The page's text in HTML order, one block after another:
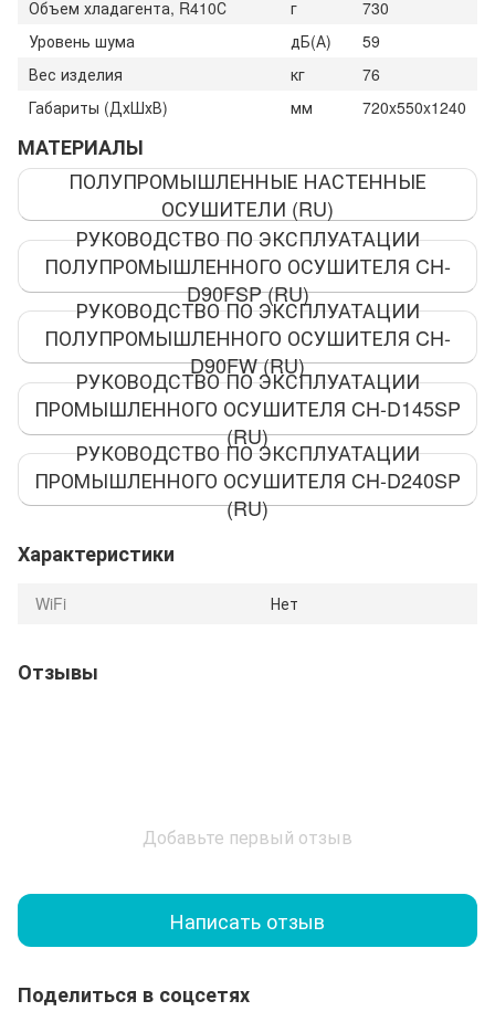
Объем хладагента, R410С г
730
Уровень шума
дБ(А)
59
Вес изделия
кг
76
Габариты (ДхШхВ)
мм 720x550x1240
МАТЕРИАЛЫ
ПОЛУПРОМЫШЛЕННЫЕ НАСТЕННЫЕ
ОСУШИТЕЛИ (RU)
РУКОВОДСТВО ПО ЭКСПЛУАТАЦИИ
ПОЛУПРОМЫШЛЕННОГО ОСУШИТЕЛЯ CH-
D90FSP (RU)
РУКОВОДСТВО ПО ЭКСПЛУАТАЦИИ
ПОЛУПРОМЫШЛЕННОГО ОСУШИТЕЛЯ CH-
D90FW (RU)
РУКОВОДСТВО ПО ЭКСПЛУАТАЦИИ
ПРОМЫШЛЕННОГО ОСУШИТЕЛЯ CH-D145SP
(RU)
РУКОВОДСТВО ПО ЭКСПЛУАТАЦИИ
ПРОМЫШЛЕННОГО ОСУШИТЕЛЯ CH-D240SP
(RU)
Характеристики
WiFi Нет
Отзывы
Добавьте первый отзыв
Написать отзыв
Поделиться в соцсетях